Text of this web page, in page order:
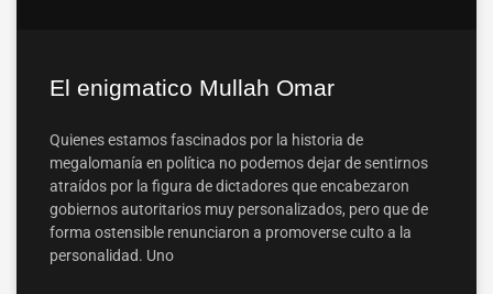
El enigmatico Mullah Omar
Quienes estamos fascinados por la historia de
megalomanía en política no podemos dejar de sentirnos
atraídos por la figura de dictadores que encabezaron
gobiernos autoritarios muy personalizados, pero que de
forma ostensible renunciaron a promoverse culto a la
personalidad. Uno